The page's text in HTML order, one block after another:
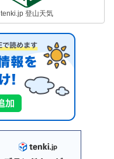
tenki.jp 登山天気